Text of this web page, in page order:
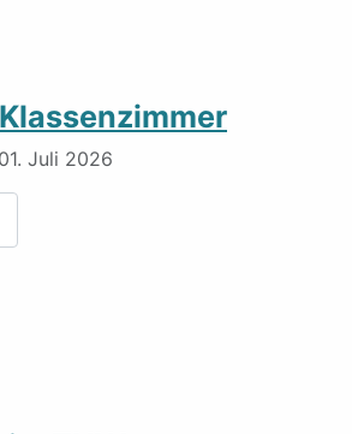
Juli 2026